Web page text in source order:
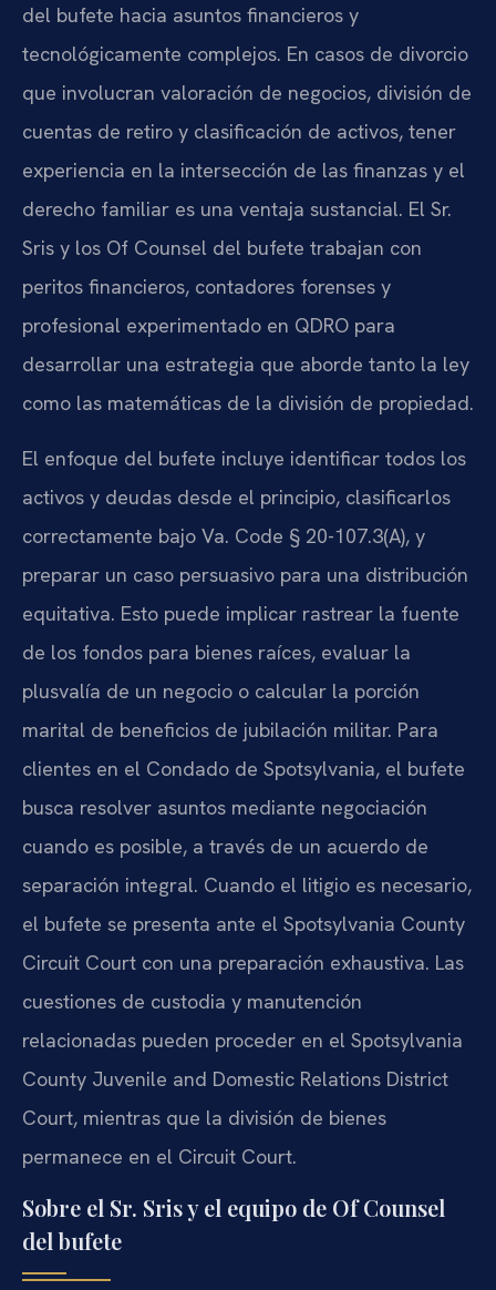
del bufete hacia asuntos financieros y
tecnológicamente complejos. En casos de divorcio
que involucran valoración de negocios, división de
cuentas de retiro y clasificación de activos, tener
experiencia en la intersección de las finanzas y el
derecho familiar es una ventaja sustancial. El Sr.
Sris y los Of Counsel del bufete trabajan con
peritos financieros, contadores forenses y
profesional experimentado en QDRO para
desarrollar una estrategia que aborde tanto la ley
como las matemáticas de la división de propiedad.
El enfoque del bufete incluye identificar todos los
activos y deudas desde el principio, clasificarlos
correctamente bajo Va. Code § 20-107.3(A), y
preparar un caso persuasivo para una distribución
equitativa. Esto puede implicar rastrear la fuente
de los fondos para bienes raíces, evaluar la
plusvalía de un negocio o calcular la porción
marital de beneficios de jubilación militar. Para
clientes en el Condado de Spotsylvania, el bufete
busca resolver asuntos mediante negociación
cuando es posible, a través de un acuerdo de
separación integral. Cuando el litigio es necesario,
el bufete se presenta ante el Spotsylvania County
Circuit Court con una preparación exhaustiva. Las
cuestiones de custodia y manutención
relacionadas pueden proceder en el Spotsylvania
County Juvenile and Domestic Relations District
Court, mientras que la división de bienes
permanece en el Circuit Court.
Sobre el Sr. Sris y el equipo de Of Counsel
del bufete